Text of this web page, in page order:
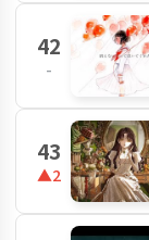
42
-
43
▲2